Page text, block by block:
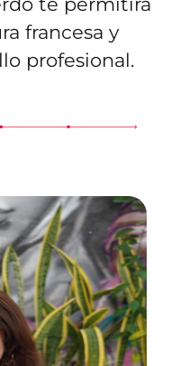
francesa y
profesional.